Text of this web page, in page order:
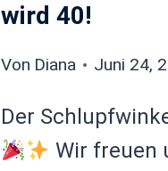
wird 40!
Von Diana Juni 24,
Der
Wir freuen